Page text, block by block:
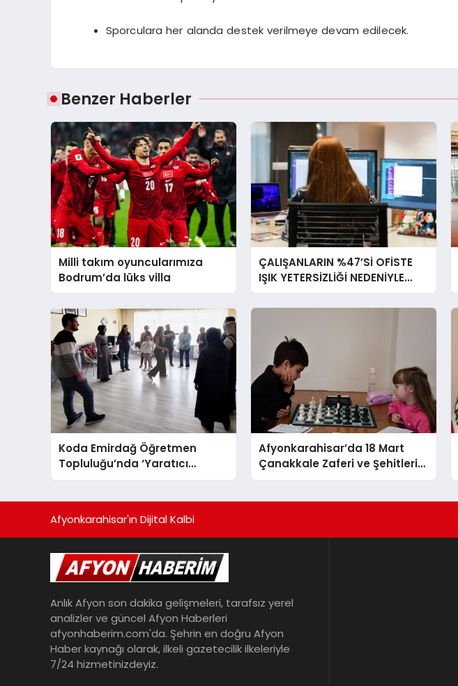
Sporculara her alanda destek verilmeye devam edilecek.
Benzer Haberler
Milli takım oyuncularımıza
Bodrum’da lüks villa
ÇALIŞANLARIN %47’Sİ OFİSTE
IŞIK YETERSİZLİĞİ NEDENİYLE
YORGUN HİSSEDİYOR
Koda Emirdağ Öğretmen
Topluluğu’nda ‘Yaratıcı
Drama’ eğitimi gerçekleştirildi.
Afyonkarahisar’da 18 Mart
Çanakkale Zaferi ve Şehitleri
Anma Günü Satranç
Afyonkarahisar'ın Dijital Kalbi
Anlık Afyon son dakika gelişmeleri, tarafsız yerel
analizler ve güncel Afyon Haberleri
afyonhaberim.com'da. Şehrin en doğru Afyon
Haber kaynağı olarak, ilkeli gazetecilik ilkeleriyle
7/24 hizmetinizdeyiz.